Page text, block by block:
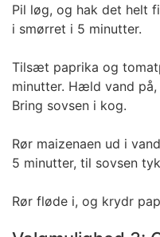
Pil løg, og hak det helt
i smørret i 5 minutter.
Tilsæt paprika og
minutter. Hæld vand
Bring sovsen i kog.
Rør maizenaen ud i
5 minutter, til sovsen
Rør fløde i, og krydr